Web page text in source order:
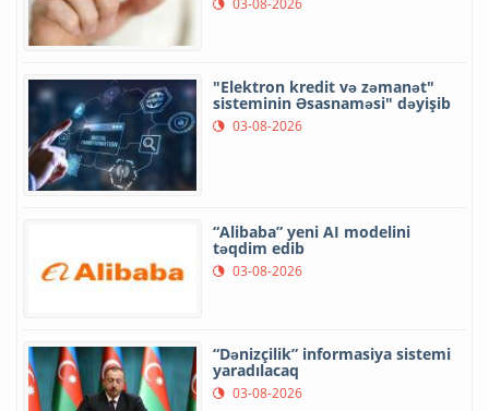
03-08-2026
"Elektron kredit və zəmanət"
sisteminin Əsasnaməsi" dəyişib
03-08-2026
“Alibaba” yeni AI modelini
təqdim edib
03-08-2026
“Dənizçilik” informasiya sistemi
yaradılacaq
03-08-2026